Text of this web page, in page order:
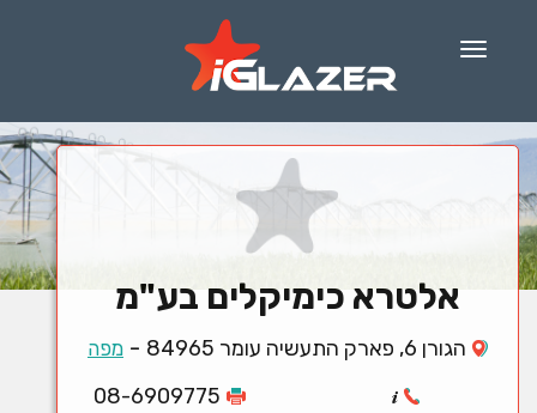
Menu
אלטרא כימיקלים בע"מ
הגורן 6, פארק התעשיה עומר 84965 - מפה
08-6909775